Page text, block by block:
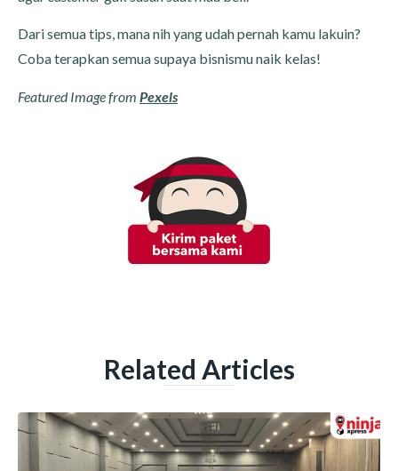
Dari semua tips, mana nih yang udah pernah kamu lakuin?
Coba terapkan semua supaya bisnismu naik kelas!
Featured Image from Pexels
Related Articles